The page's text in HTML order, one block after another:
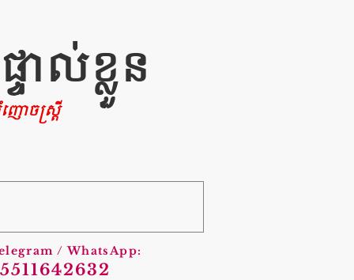
ល់ខ្លួន
ោចស្រ្តី
/ WhatsApp: